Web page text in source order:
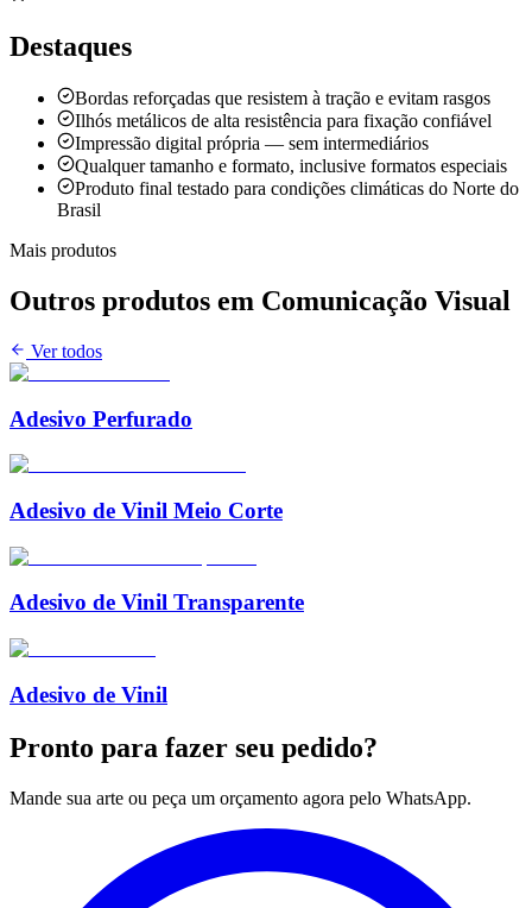
Destaques
Bordas reforçadas que resistem à tração e evitam rasgos
Ilhós metálicos de alta resistência para fixação confiável
Impressão digital própria — sem intermediários
Qualquer tamanho e formato, inclusive formatos especiais
Produto final testado para condições climáticas do Norte do
Brasil
Mais produtos
Outros produtos em Comunicação Visual
Ver todos
Adesivo Perfurado
Adesivo de Vinil Meio Corte
Adesivo de Vinil Transparente
Adesivo de Vinil
Pronto para fazer seu pedido?
Mande sua arte ou peça um orçamento agora pelo WhatsApp.